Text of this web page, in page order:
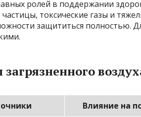
ролей в поддержании
токсические газы и
защититься полностью.
Влияние на